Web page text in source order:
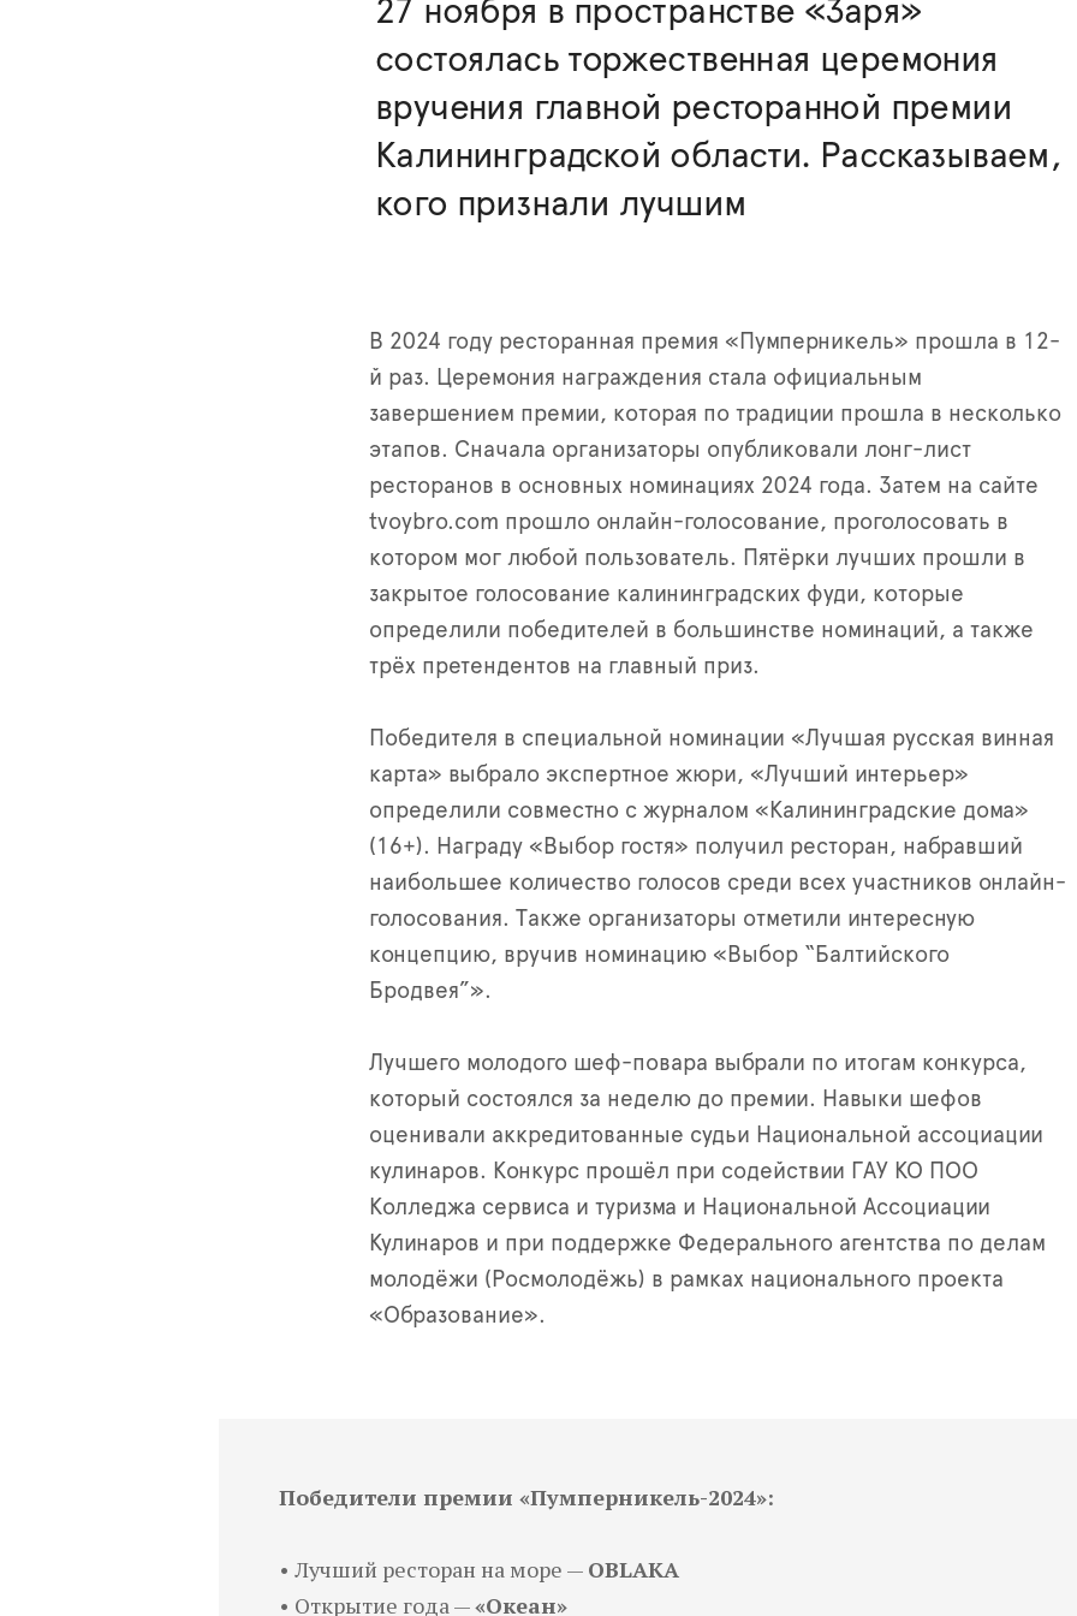
27 ноября в пространстве «Заря»
состоялась торжественная церемония
вручения главной ресторанной премии
Калининградской области. Рассказываем,
кого признали лучшим
В 2024 году ресторанная премия «Пумперникель» прошла в 12-
й раз. Церемония награждения стала официальным
завершением премии, которая по традиции прошла в несколько
этапов. Сначала организаторы опубликовали лонг-лист
ресторанов в основных номинациях 2024 года. Затем на сайте
tvoybro.com прошло онлайн-голосование, проголосовать в
котором мог любой пользователь. Пятёрки лучших прошли в
закрытое голосование калининградских фуди, которые
определили победителей в большинстве номинаций, а также
трёх претендентов на главный приз.
Победителя в специальной номинации «Лучшая русская винная
карта» выбрало экспертное жюри, «Лучший интерьер»
определили совместно с журналом «Калининградские дома»
(16+). Награду «Выбор гостя» получил ресторан, набравший
наибольшее количество голосов среди всех участников онлайн-
голосования. Также организаторы отметили интересную
концепцию, вручив номинацию «Выбор “Балтийского
Бродвея”».
Лучшего молодого шеф-повара выбрали по итогам конкурса,
который состоялся за неделю до премии. Навыки шефов
оценивали аккредитованные судьи Национальной ассоциации
кулинаров. Конкурс прошёл при содействии ГАУ КО ПОО
Колледжа сервиса и туризма и Национальной Ассоциации
Кулинаров и при поддержке Федерального агентства по делам
молодёжи (Росмолодёжь) в рамках национального проекта
«Образование».
Победители премии «Пумперникель-2024»:
• Лучший ресторан на море — OBLAKA
• Открытие года —«Океан»